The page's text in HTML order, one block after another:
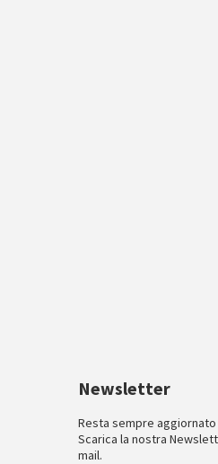
Newsletter
Resta sempre
Scarica la nostra
mail.